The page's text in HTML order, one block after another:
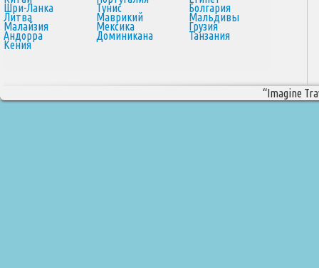
Шри-Ланка Тунис Болгария
Литва Маврикий Мальдивы
Малайзия Мексика Грузия
Андорра Доминикана Танзания
Кения
“Imagine